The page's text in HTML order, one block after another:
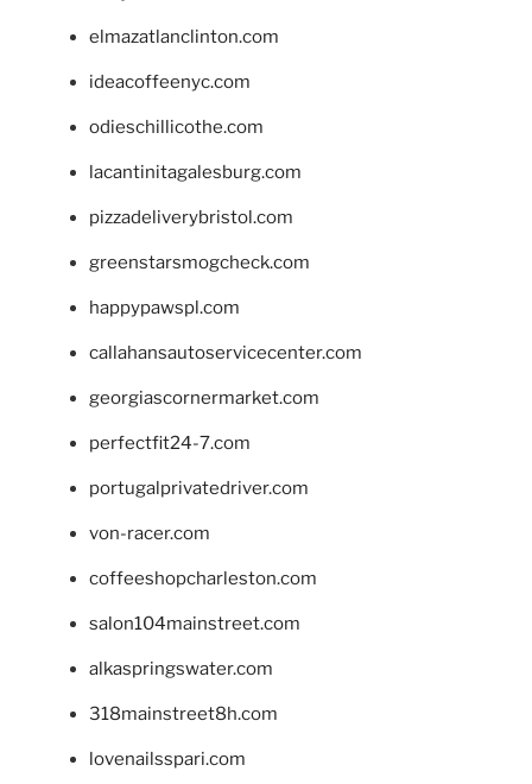
elmazatlanclinton.com
ideacoffeenyc.com
odieschillicothe.com
lacantinitagalesburg.com
pizzadeliverybristol.com
greenstarsmogcheck.com
happypawspl.com
callahansautoservicecenter.com
georgiascornermarket.com
perfectfit24-7.com
portugalprivatedriver.com
von-racer.com
coffeeshopcharleston.com
salon104mainstreet.com
alkaspringswater.com
318mainstreet8h.com
lovenailsspari.com